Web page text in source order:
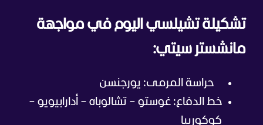
تشكيلة تشيلسي اليوم في مواجهة
مانشستر سيتي:
حراسة المرمى: يورجنسن
خط الدفاع: غوستو – تشالوباه – أدارابيويو –
كوكورييا